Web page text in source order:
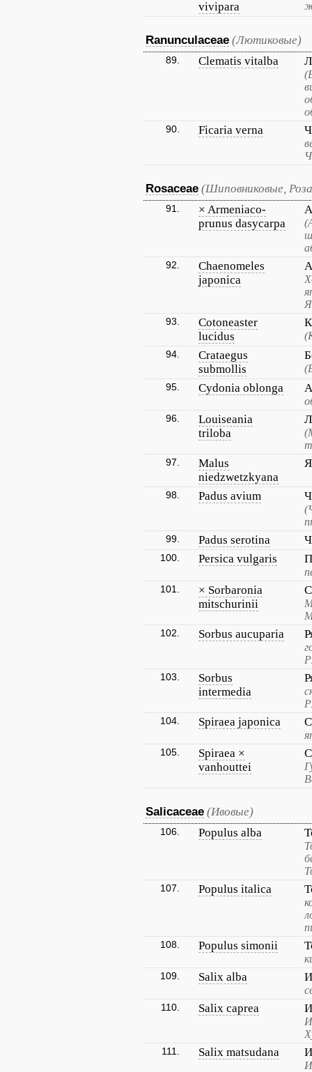
vivipara
Ranunculaceae (Лютиковые)
89. Clematis vitalba
90. Ficaria verna
Rosaceae (Шиповниковые,
91.
× Armeniaco-
prunus dasycarpa
92.
Chaenomeles
japonica
93.
Cotoneaster
lucidus
94.
Crataegus
submollis
95. Cydonia oblonga
96.
Louiseania
triloba
97.
Malus
niedzwetzkyana
98. Padus avium
99. Padus serotina
100. Persica vulgaris
101.
× Sorbaronia
mitschurinii
102. Sorbus aucuparia
103.
Sorbus
intermedia
104. Spiraea japonica
105.
Spiraea ×
vanhouttei
Salicaceae (Ивовые)
106. Populus alba
107. Populus italica
108. Populus simonii
109. Salix alba
110. Salix caprea
111. Salix matsudana